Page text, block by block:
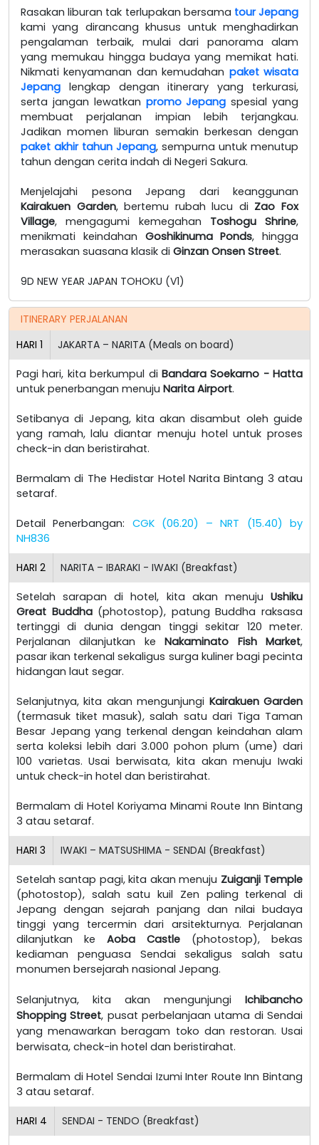
Rasakan liburan tak terlupakan bersama tour Jepang
kami yang dirancang khusus untuk menghadirkan
pengalaman terbaik, mulai dari panorama alam
yang memukau hingga budaya yang memikat hati.
Nikmati kenyamanan dan kemudahan paket wisata
Jepang lengkap dengan itinerary yang terkurasi,
serta jangan lewatkan promo Jepang spesial yang
membuat perjalanan impian lebih terjangkau.
Jadikan momen liburan semakin berkesan dengan
paket akhir tahun Jepang, sempurna untuk menutup
tahun dengan cerita indah di Negeri Sakura.
Menjelajahi pesona Jepang dari keanggunan
Kairakuen Garden, bertemu rubah lucu di Zao Fox
Village, mengagumi kemegahan Toshogu Shrine,
menikmati keindahan Goshikinuma Ponds, hingga
merasakan suasana klasik di Ginzan Onsen Street.
9D NEW YEAR JAPAN TOHOKU (V1)
ITINERARY PERJALANAN
HARI 1 JAKARTA – NARITA (Meals on board)
Pagi hari, kita berkumpul di Bandara Soekarno - Hatta
untuk penerbangan menuju Narita Airport.
Setibanya di Jepang, kita akan disambut oleh guide
yang ramah, lalu diantar menuju hotel untuk proses
check-in dan beristirahat.
Bermalam di The Hedistar Hotel Narita Bintang 3 atau
setaraf.
Detail Penerbangan: CGK (06.20) – NRT (15.40) by
NH836
HARI 2 NARITA – IBARAKI - IWAKI (Breakfast)
Setelah sarapan di hotel, kita akan menuju Ushiku
Great Buddha(photostop), patung Buddha raksasa
tertinggi di dunia dengan tinggi sekitar 120 meter.
Perjalanan dilanjutkan keNakaminato Fish Market,
pasar ikan terkenal sekaligus surga kuliner bagi pecinta
hidangan laut segar.
Selanjutnya, kita akan mengunjungi Kairakuen Garden
(termasuk tiket masuk), salah satu dari Tiga Taman
Besar Jepang yang terkenal dengan keindahan alam
serta koleksi lebih dari 3.000 pohon plum (ume) dari
100 varietas. Usai berwisata, kita akan menuju Iwaki
untuk check-in hotel dan beristirahat.
Bermalam di Hotel Koriyama Minami Route Inn Bintang
3 atau setaraf.
HARI 3 IWAKI – MATSUSHIMA - SENDAI (Breakfast)
Setelah santap pagi, kita akan menuju Zuiganji Temple
(photostop), salah satu kuil Zen paling terkenal di
Jepang dengan sejarah panjang dan nilai budaya
tinggi yang tercermin dari arsitekturnya. Perjalanan
dilanjutkan ke Aoba Castle (photostop), bekas
kediaman penguasa Sendai sekaligus salah satu
monumen bersejarah nasional Jepang.
Selanjutnya, kita akan mengunjungi Ichibancho
Shopping Street, pusat perbelanjaan utama di Sendai
yang menawarkan beragam toko dan restoran. Usai
berwisata, check-in hotel dan beristirahat.
Bermalam di Hotel Sendai Izumi Inter Route Inn Bintang
3 atau setaraf.
HARI 4 SENDAI - TENDO (Breakfast)